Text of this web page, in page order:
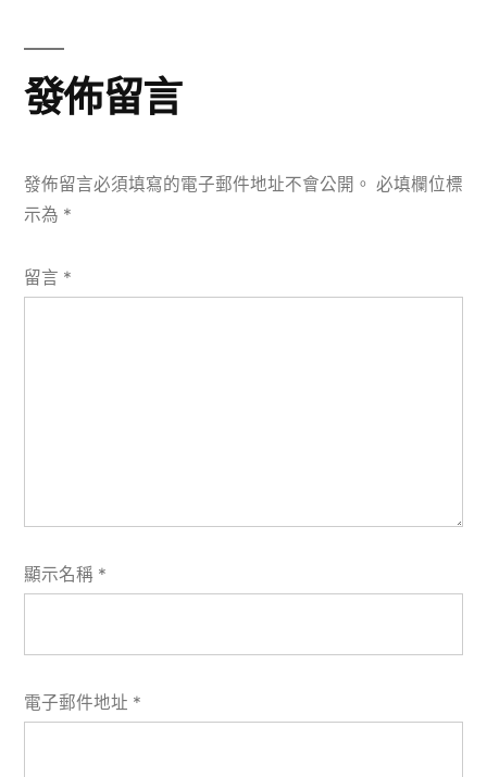
發佈留言
發佈留言必須填寫的電子郵件地址不會公開。 必填欄位標
示為 *
留言 *
顯示名稱 *
電子郵件地址 *